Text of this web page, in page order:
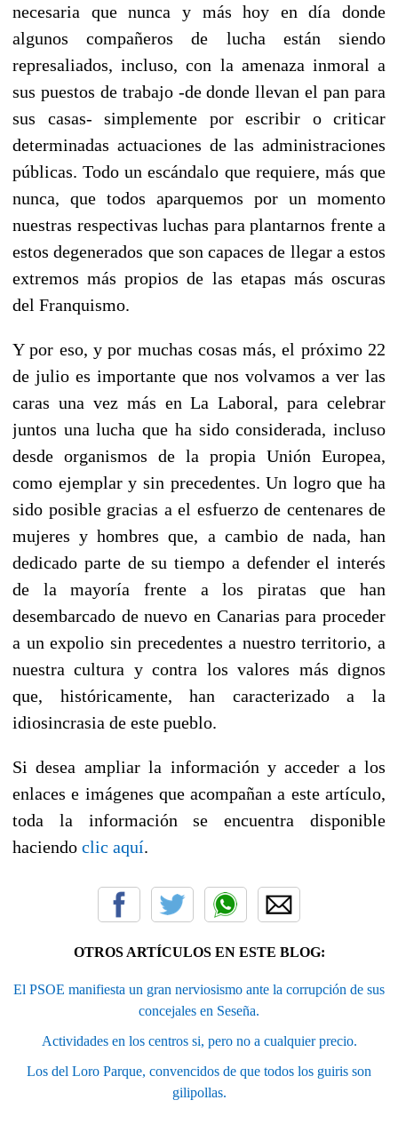
necesaria que nunca y más hoy en día donde
algunos compañeros de lucha están siendo
represaliados, incluso, con la amenaza inmoral a
sus puestos de trabajo -de donde llevan el pan para
sus casas- simplemente por escribir o criticar
determinadas actuaciones de las administraciones
públicas. Todo un escándalo que requiere, más que
nunca, que todos aparquemos por un momento
nuestras respectivas luchas para plantarnos frente a
estos degenerados que son capaces de llegar a estos
extremos más propios de las etapas más oscuras
del Franquismo.
Y por eso, y por muchas cosas más, el próximo 22
de julio es importante que nos volvamos a ver las
caras una vez más en La Laboral, para celebrar
juntos una lucha que ha sido considerada, incluso
desde organismos de la propia Unión Europea,
como ejemplar y sin precedentes. Un logro que ha
sido posible gracias a el esfuerzo de centenares de
mujeres y hombres que, a cambio de nada, han
dedicado parte de su tiempo a defender el interés
de la mayoría frente a los piratas que han
desembarcado de nuevo en Canarias para proceder
a un expolio sin precedentes a nuestro territorio, a
nuestra cultura y contra los valores más dignos
que, históricamente, han caracterizado a la
idiosincrasia de este pueblo.
Si desea ampliar la información y acceder a los
enlaces e imágenes que acompañan a este artículo,
toda la información se encuentra disponible
haciendo clic aquí.
OTROS ARTÍCULOS EN ESTE BLOG:
El PSOE manifiesta un gran nerviosismo ante la corrupción de sus
concejales en Seseña.
Actividades en los centros si, pero no a cualquier precio.
Los del Loro Parque, convencidos de que todos los guiris son
gilipollas.